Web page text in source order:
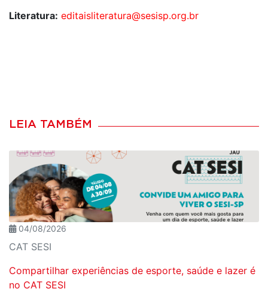
Literatura: editaisliteratura@sesisp.org.br
LEIA TAMBÉM
04/08/2026
CAT SESI
Compartilhar experiências de esporte, saúde e lazer é
no CAT SESI